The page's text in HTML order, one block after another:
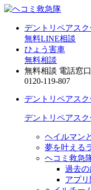
デントリペアス
無料LINE相談
ひょう害車
無料相談
無料相談 電話窓口
0120-119-807
デントリペアス
デントリペアス
ヘイルマン
夢を叶える
ヘコミ救急
過去
アプリ